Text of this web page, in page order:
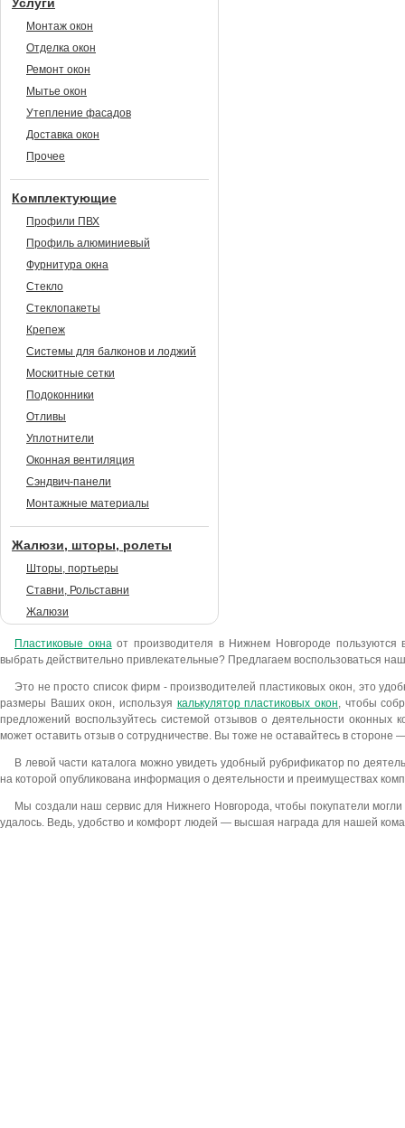
Монтаж окон
Отделка окон
Ремонт окон
Мытье окон
Утепление фасадов
Доставка окон
Прочее
Комплектующие
Профили ПВХ
Профиль алюминиевый
Фурнитура окна
Стекло
Стеклопакеты
Крепеж
Системы для балконов и лоджий
Москитные сетки
Подоконники
Отливы
Уплотнители
Оконная вентиляция
Сэндвич-панели
Монтажные материалы
Жалюзи, шторы, ролеты
Шторы, портьеры
Ставни, Рольставни
Жалюзи
Пластиковые окнаот производителя в Нижнем Новгороде пользуются
выбрать действительно привлекательные? Предлагаем воспользоваться
Это не просто список фирм - производителей пластиковых окон, это
размеры Ваших окон, используя калькулятор пластиковых окон, чтобы
предложений воспользуйтесь системой отзывов о деятельности
может оставить отзыв о сотрудничестве. Вы тоже не оставайтесь в
В левой части каталога можно увидеть удобный рубрификатор по
на которой опубликована информация о деятельности и преимуществах
Мы создали наш сервис для Нижнего Новгорода, чтобы покупатели могли
удалось. Ведь, удобство и комфорт людей — высшая награда для нашей